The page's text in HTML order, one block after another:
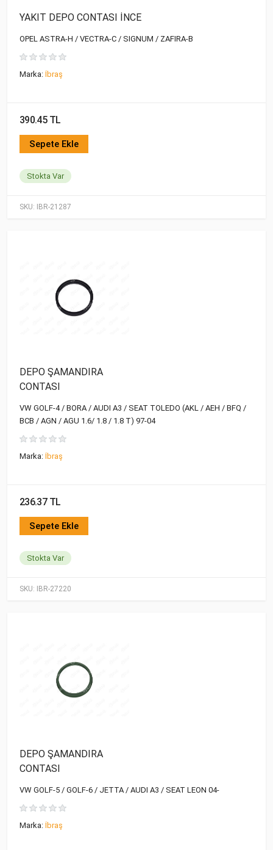
SKU: IBR-21287
YAKIT DEPO CONTASI İNCE
OPEL ASTRA-H / VECTRA-C / SIGNUM / ZAFIRA-B
Marka: İbraş
390.45 TL
Sepete Ekle
Stokta Var
SKU: IBR-27220
DEPO ŞAMANDIRA
CONTASI
VW GOLF-4 / BORA / AUDI A3 / SEAT TOLEDO (AKL / AEH / BFQ /
BCB / AGN / AGU 1.6/ 1.8 / 1.8 T) 97-04
Marka: İbraş
236.37 TL
Sepete Ekle
Stokta Var
DEPO ŞAMANDIRA
CONTASI
VW GOLF-5 / GOLF-6 / JETTA / AUDI A3 / SEAT LEON 04-
Marka: İbraş